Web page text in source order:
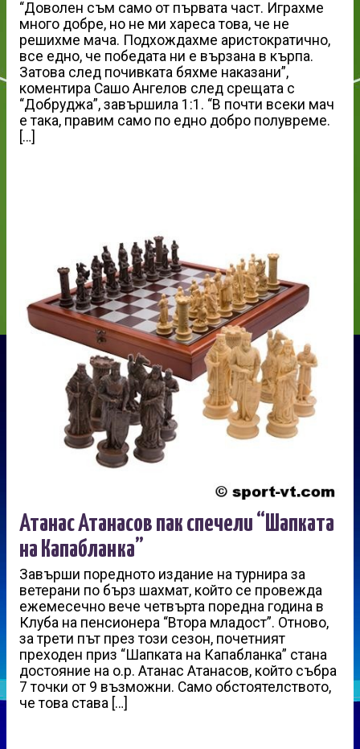
“Доволен съм само от първата част. Играхме
много добре, но не ми хареса това, че не
решихме мача. Подхождахме аристократично,
все едно, че победата ни е вързана в кърпа.
Затова след почивката бяхме наказани”,
коментира Сашо Ангелов след срещата с
“Добруджа”, завършила 1:1. “В почти всеки мач
е така, правим само по едно добро полувреме.
[…]
Атанас Атанасов пак спечели “Шапката
на Капабланка”
Завърши поредното издание на турнира за
ветерани по бърз шахмат, който се провежда
ежемесечно вече четвърта поредна година в
Клуба на пенсионера “Втора младост”. Отново,
за трети път през този сезон, почетният
преходен приз “Шапката на Капабланка” стана
достояние на о.р. Атанас Атанасов, който събра
7 точки от 9 възможни. Само обстоятелството,
че това става […]